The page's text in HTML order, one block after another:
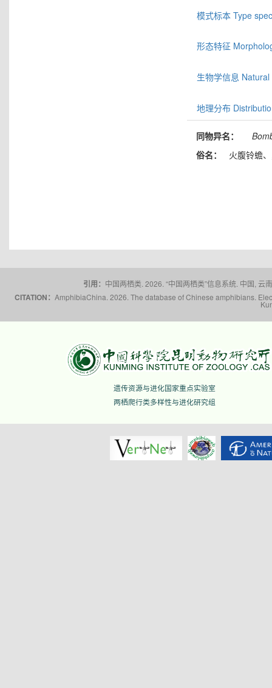
模式标本 Type
形态特征
生物学信息
地理分布
同物异名：
俗名：
火腹铃蟾
引用： 中国两栖类. 2026. “中国两栖类”信息系统. 中国,
CITATION： AmphibiaChina. 2026. The database of Chinese amphibians.
遗传资源与进化国家重点实验室
两栖爬行类多样性与进化研究组